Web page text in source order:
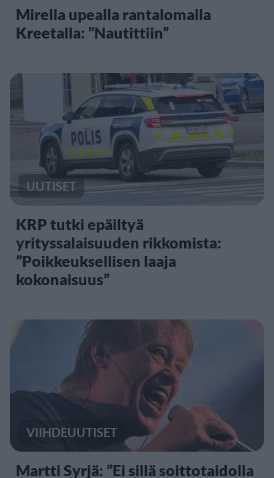
Mirella upealla rantalomalla
Kreetalla: ”Nautittiin”
UUTISET
KRP tutki epäiltyä
yrityssalaisuuden rikkomista:
”Poikkeuksellisen laaja
kokonaisuus”
VIIHDEUUTISET
Martti Syrjä: ”Ei sillä soittotaidolla